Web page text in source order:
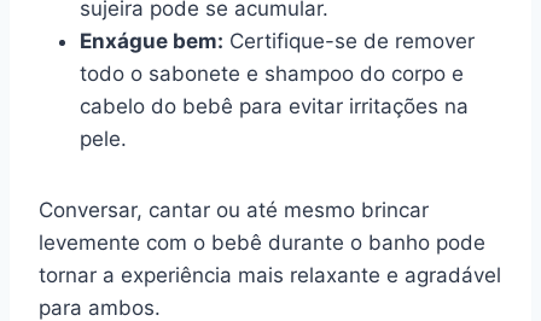
sujeira pode se acumular.
Enxágue bem: Certifique-se de remover
todo o sabonete e shampoo do corpo e
cabelo do bebê para evitar irritações na
pele.
Conversar, cantar ou até mesmo brincar
levemente com o bebê durante o banho pode
tornar a experiência mais relaxante e agradável
para ambos.